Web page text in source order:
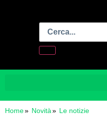
Home Novità
Le notizie